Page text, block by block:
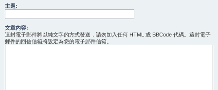
主題:
文章內容:
這封電子郵件將以純文字的方式發送，請勿加入任何 HTML 或 BBCode 代碼。這封電子
郵件的回信信箱將設定為您的電子郵件信箱。